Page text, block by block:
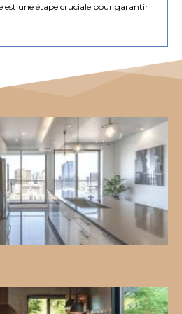
est une étape cruciale pour garantir